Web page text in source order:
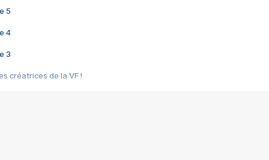
5
4
3
créatrices de la VF !